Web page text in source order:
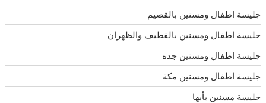
جليسة اطفال ومسنين بالقصيم
جليسة اطفال ومسنين بالقطيف والظهران
جليسة اطفال ومسنين جده
جليسة اطفال ومسنين مكة
جليسة مسنين بأبها